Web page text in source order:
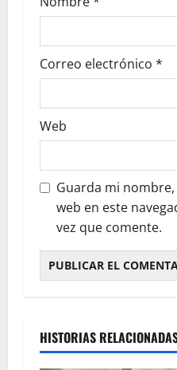
Correo electrónico *
Web
Guarda mi
web en este
vez que comente.
HISTORIAS